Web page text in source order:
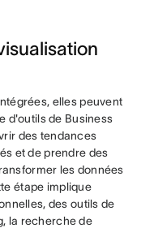
elles peuvent
d'outils de Business
des tendances
et de prendre des
les données
étape implique
des outils de
la recherche de